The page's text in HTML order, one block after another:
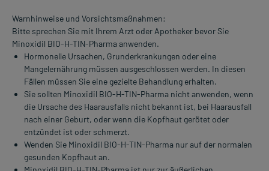
Warnhinweise und Vorsichtsmaßnahmen:
Bitte sprechen Sie mit Ihrem Arzt oder Apotheker bevor Sie
Minoxidil BIO-H-TIN-Pharma anwenden.
Hormonelle Ursachen, Grunderkrankungen oder eine
Mangelernährung müssen ausgeschlossen werden. In diesen
Fällen müssen Sie eine gezielte Behandlung erhalten.
Sie sollten Minoxidil BIO-H-TIN-Pharma nicht anwenden, wenn
die Ursache des Haarausfalls nicht bekannt ist, bei Haarausfall
nach einer Geburt, oder wenn die Kopfhaut gerötet oder
entzündet ist oder schmerzt.
Wenden Sie Minoxidil BIO-H-TIN-Pharma nur auf der normalen
gesunden Kopfhaut an.